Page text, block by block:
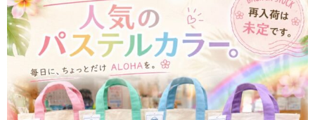
ありがとうございました！
2026/05/17
松戸市よりお越しのお客様のiPhone12ProMaxのガラス交換をさせて頂きま
した！ありがとうございました！
2026/05/16
松戸市よりお越しのお客様のiPhoneSE3の液晶交換をさせて頂きました！
ありがとうございました！
2026/05/15
松戸市よりお越しのお客様のiPhone12ProMaxのバッテリー交換をさせて頂
きました！ありがとうございました！